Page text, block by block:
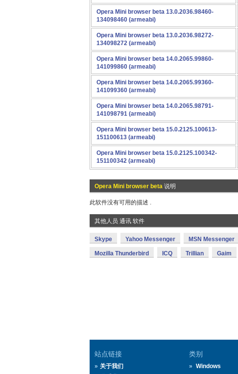
Opera Mini browser beta 13.0.2036.98460-
134098460 (armeabi)
Opera Mini browser beta 13.0.2036.98272-
134098272 (armeabi)
Opera Mini browser beta 14.0.2065.99860-
141099860 (armeabi)
Opera Mini browser beta 14.0.2065.99360-
141099360 (armeabi)
Opera Mini browser beta 14.0.2065.98791-
141098791 (armeabi)
Opera Mini browser beta 15.0.2125.100613-
151100613 (armeabi)
Opera Mini browser beta 15.0.2125.100342-
151100342 (armeabi)
Opera Mini browser beta 说明
此软件没有可用的描述 .
其他人员 通讯 软件
Skype Yahoo Messenger MSN Messenger
Mozilla Thunderbird ICQ Trillian Gaim
站点链接
关于我们
类别
Windows